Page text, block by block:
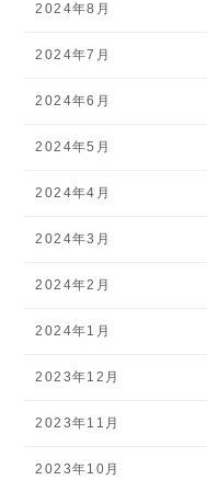
2024年8月
2024年7月
2024年6月
2024年5月
2024年4月
2024年3月
2024年2月
2024年1月
2023年12月
2023年11月
2023年10月